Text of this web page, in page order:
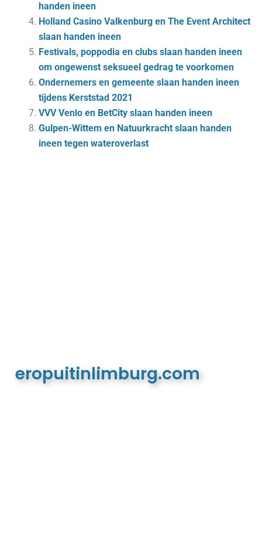
handen ineen
Holland Casino Valkenburg en The Event Architect
slaan handen ineen
Festivals, poppodia en clubs slaan handen ineen
om ongewenst seksueel gedrag te voorkomen
Ondernemers en gemeente slaan handen ineen
tijdens Kerststad 2021
VVV Venlo en BetCity slaan handen ineen
Gulpen-Wittem en Natuurkracht slaan handen
ineen tegen wateroverlast
eropuitinlimburg.com